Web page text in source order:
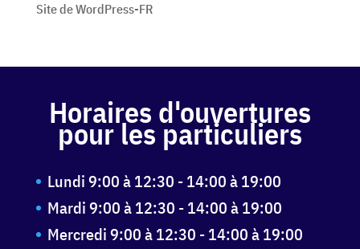
Site de WordPress-FR
Horaires d'ouvertures
pour les particuliers
Lundi 9:00 à 12:30 - 14:00 à 19:00
Mardi 9:00 à 12:30 - 14:00 à 19:00
Mercredi 9:00 à 12:30 - 14:00 à 19:00